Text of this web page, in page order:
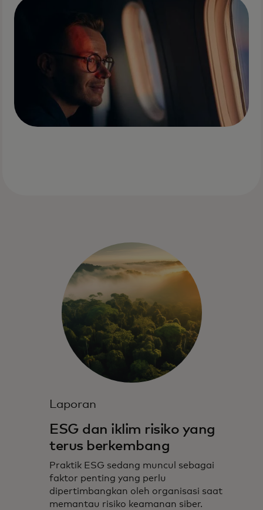
Laporan
ESG dan iklim risiko yang
terus berkembang
Praktik ESG sedang muncul sebagai
faktor penting yang perlu
dipertimbangkan oleh organisasi saat
memantau risiko keamanan siber.